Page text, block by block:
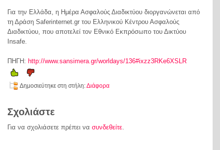
Για την Ελλάδα, η Ημέρα Ασφαλούς Διαδικτύου διοργανώνεται από
τη Δράση Saferinternet.gr του Ελληνικού Κέντρου Ασφαλούς
Διαδικτύου, που αποτελεί τον Εθνικό Εκπρόσωπο του Δικτύου
Insafe.
ΠΗΓΗ: http://www.sansimera.gr/worldays/136#ixzz3RKe6XSLR
Δημοσιεύτηκε στη στήλη:Διάφορα
Σχολιάστε
Για να σχολιάσετε πρέπει να συνδεθείτε.